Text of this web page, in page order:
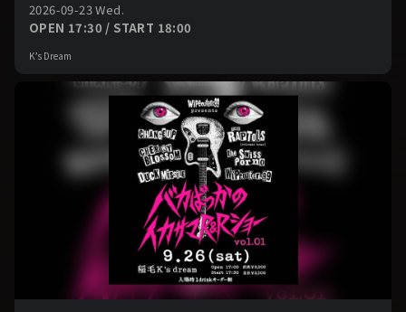
2026-09-23 Wed.
OPEN 17:30 / START 18:00
K’s Dream